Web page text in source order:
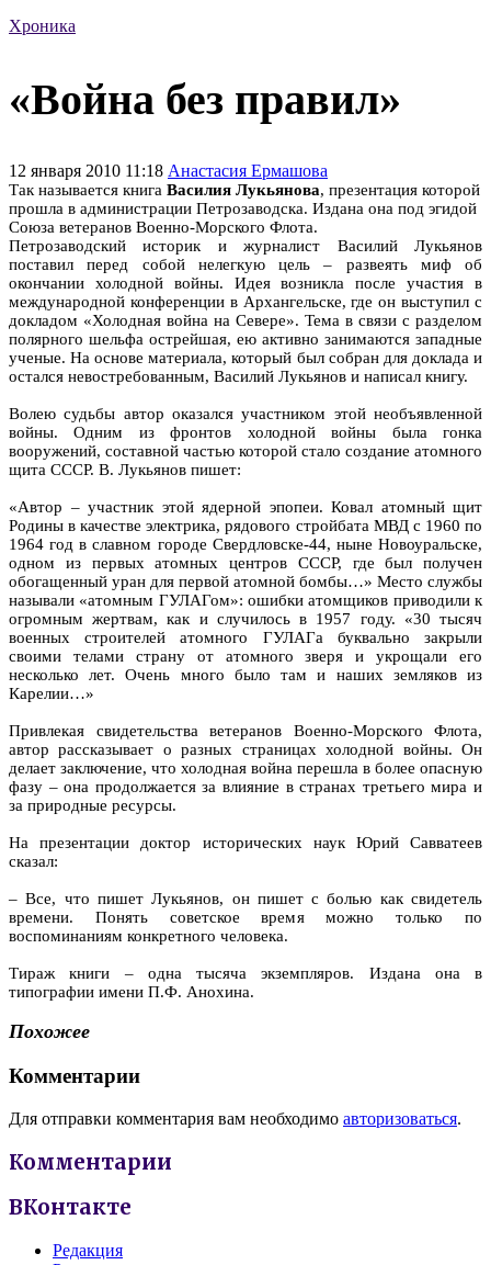
Хроника
«Война без правил»
12 января 2010 11:18 Анастасия Ермашова
Так называется книга Василия Лукьянова, презентация которой
прошла в администрации Петрозаводска. Издана она под эгидой
Союза ветеранов Военно-Морского Флота.
Петрозаводский историк и журналист Василий Лукьянов
поставил перед собой нелегкую цель – развеять миф об
окончании холодной войны. Идея возникла после участия в
международной конференции в Архангельске, где он выступил с
докладом «Холодная война на Севере». Тема в связи с разделом
полярного шельфа острейшая, ею активно занимаются западные
ученые. На основе материала, который был собран для доклада и
остался невостребованным, Василий Лукьянов и написал книгу.
Волею судьбы автор оказался участником этой необъявленной
войны. Одним из фронтов холодной войны была гонка
вооружений, составной частью которой стало создание атомного
щита СССР. В. Лукьянов пишет:
«Автор – участник этой ядерной эпопеи. Ковал атомный щит
Родины в качестве электрика, рядового стройбата МВД с 1960 по
1964 год в славном городе Свердловске-44, ныне Новоуральске,
одном из первых атомных центров СССР, где был получен
обогащенный уран для первой атомной бомбы…» Место службы
называли «атомным ГУЛАГом»: ошибки атомщиков приводили к
огромным жертвам, как и случилось в 1957 году. «30 тысяч
военных строителей атомного ГУЛАГа буквально закрыли
своими телами страну от атомного зверя и укрощали его
несколько лет. Очень много было там и наших земляков из
Карелии…»
Привлекая свидетельства ветеранов Военно-Морского Флота,
автор рассказывает о разных страницах холодной войны. Он
делает заключение, что холодная война перешла в более опасную
фазу – она продолжается за влияние в странах третьего мира и
за природные ресурсы.
На презентации доктор исторических наук Юрий Савватеев
сказал:
– Все, что пишет Лукьянов, он пишет с болью как свидетель
времени. Понять советское время можно только по
воспоминаниям конкретного человека.
Тираж книги – одна тысяча экземпляров. Издана она в
типографии имени П.Ф. Анохина.
Похожее
Комментарии
Для отправки комментария вам необходимо авторизоваться.
Комментарии
ВКонтакте
Редакция